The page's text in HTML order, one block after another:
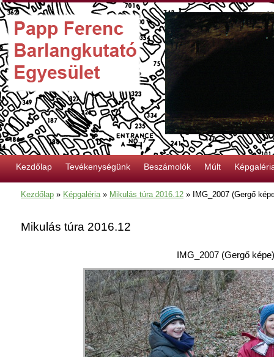
Kezdőlap Tevékenységünk Beszámolók Múlt
Kezdőlap » Képgaléria» Mikulás túra 2016.12 » IMG_2007 (Gergő
Mikulás túra 2016.12
IMG_2007 (Gergő képe)